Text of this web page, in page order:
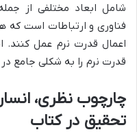
شامل ابعاد مختلفی از
فناوری و ارتباطات است که
اعمال قدرت نرم عمل کنند.
قدرت نرم را به شکلی جامع
چارچوب نظری،
تحقیق در کتاب